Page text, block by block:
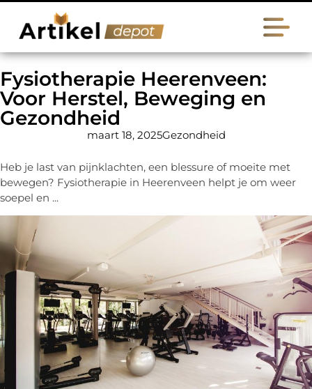
Fysiotherapie Heerenveen:
Voor Herstel, Beweging en
Gezondheid
maart 18, 2025Gezondheid
Heb je last van pijnklachten, een blessure of moeite met
bewegen? Fysiotherapie in Heerenveen helpt je om weer
soepel en ...